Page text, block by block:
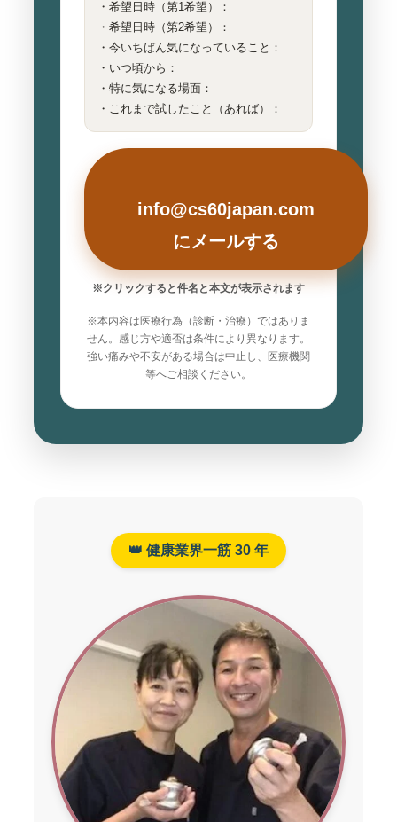
・希望日時（第1希望）：
・希望日時（第2希望）：
・今いちばん気になっていること：
・いつ頃から：
・特に気になる場面：
・これまで試したこと（あれば）：
info@cs60japan.com
にメールする
※クリックすると件名と本文が表示されます
※本内容は医療行為（診断・治療）ではありま
せん。感じ方や適否は条件により異なります。
強い痛みや不安がある場合は中止し、医療機関
等へご相談ください。
👑 健康業界一筋 30 年